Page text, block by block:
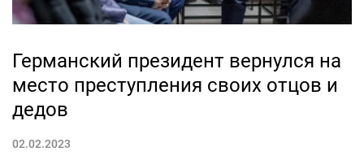
Германский президент вернулся на
место преступления своих отцов и
дедов
02.02.2023